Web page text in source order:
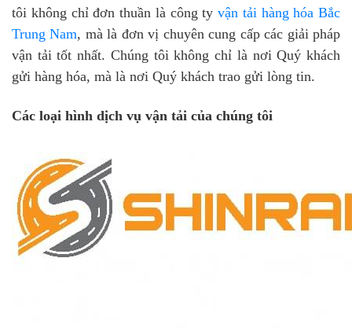
tôi không chỉ đơn thuần là công ty vận tải hàng hóa Bắc
Trung Nam, mà là đơn vị chuyên cung cấp các giải pháp
vận tải tốt nhất. Chúng tôi không chỉ là nơi Quý khách
gửi hàng hóa, mà là nơi Quý khách trao gửi lòng tin.
Các loại hình dịch vụ vận tải của chúng tôi